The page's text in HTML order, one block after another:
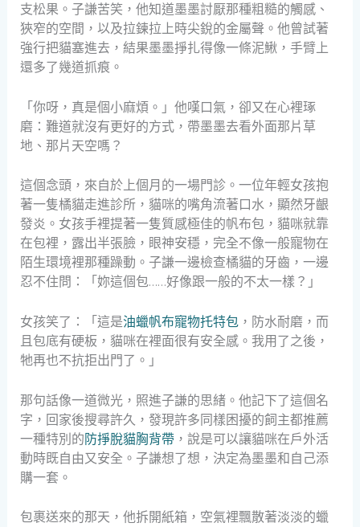
支松果。子謙苦笑，他知道墨墨討厭那種粗糙的觸感、
狹窄的空間，以及拉鍊拉上時尖銳的金屬聲。他曾試著
強行把貓塞進去，結果墨墨掙扎得像一條泥鰍，手臂上
還多了幾道抓痕。
「你呀，真是個小麻煩。」他嘆口氣，卻又在心裡琢
磨：難道就沒有更好的方式，帶墨墨去看外面那片草
地、那片天空嗎？
這個念頭，來自於上個月的一場門診。一位年輕女孩抱
著一隻橘貓走進診所，貓咪的嘴角流著口水，顯然牙齦
發炎。女孩手裡提著一隻質感極佳的帆布包，貓咪就靠
在包裡，露出半張臉，眼神安穩，完全不像一般寵物在
陌生環境裡那種躁動。子謙一邊檢查橘貓的牙齒，一邊
忍不住問：「妳這個包……好像跟一般的不太一樣？」
女孩笑了：「這是油蠟帆布寵物托特包，防水耐磨，而
且包底有硬板，貓咪在裡面很有安全感。我用了之後，
牠再也不抗拒出門了。」
那句話像一道微光，照進子謙的思緒。他記下了這個名
字，回家後搜尋許久，發現許多同樣困擾的飼主都推薦
一種特別的防掙脫貓胸背帶 ，說是可以讓貓咪在戶外活
動時既自由又安全。子謙想了想，決定為墨墨和自己添
購一套。
包裹送來的那天，他拆開紙箱，空氣裡飄散著淡淡的蠟